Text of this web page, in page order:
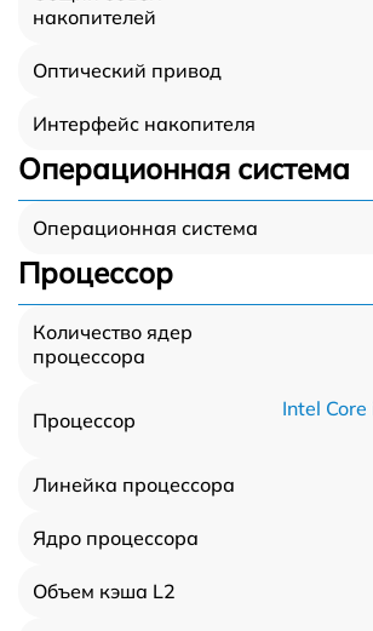
накопителей
Оптический привод
Интерфейс накопителя
Операционная система
Операционная система
Процессор
Количество ядер
процессора
Процессор
Intel
Линейка процессора
Ядро процессора
Объем кэша L2